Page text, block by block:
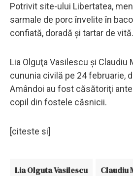
Potrivit site-ului Libertatea,
sarmale de porc învelite în
confiată, doradă şi tartar de vită.
Lia Olguţa Vasilescu şi Claudiu
cununia civilă pe 24 februarie,
Amândoi au fost căsătoriţi
copil din fostele căsnicii.
[citeste si]
Lia Olguta Vasilescu Claudiu